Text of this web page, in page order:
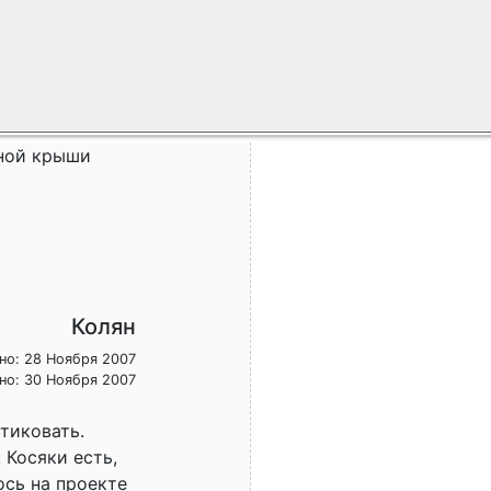
крыши
Колян
28 Ноября 2007
30 Ноября 2007
есть,
на проекте